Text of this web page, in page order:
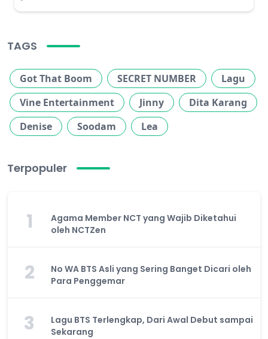
TAGS
Got That Boom SECRET NUMBER
Lagu
Vine Entertainment
Jinny
Dita Karang
Denise
Soodam Lea
Terpopuler
1
Agama Member NCT yang Wajib Diketahui
oleh NCTZen
2
No WA BTS Asli yang Sering Banget Dicari oleh
Para Penggemar
3
Lagu BTS Terlengkap, Dari Awal Debut sampai
Sekarang